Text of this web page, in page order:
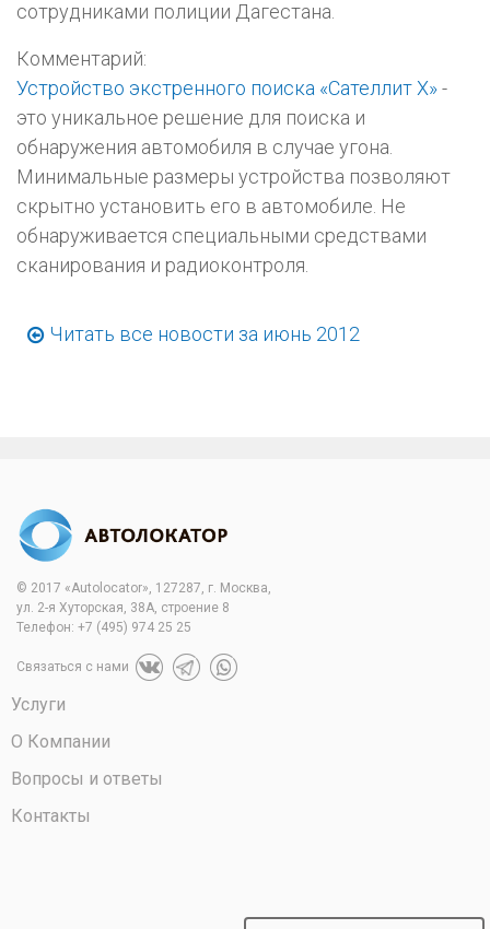
сотрудниками полиции Дагестана.
Комментарий:
Устройство экстренного поиска «Сателлит Х»-
это уникальное решение для поиска и
обнаружения автомобиля в случае угона.
Минимальные размеры устройства позволяют
скрытно установить его в автомобиле. Не
обнаруживается специальными средствами
сканирования и радиоконтроля.
Читать все новости за июнь 2012
© 2017 «Autolocator», 127287, г. Москва,
ул. 2-я Хуторская, 38А, строение 8
Телефон: +7 (495) 974 25 25
Связаться с нами
Услуги
О Компании
Вопросы и ответы
Контакты